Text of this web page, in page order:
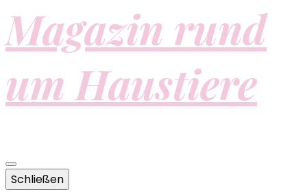
Magazin rund
um Haustiere
Schließen